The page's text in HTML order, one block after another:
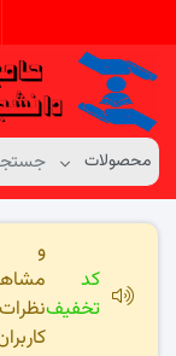
کد
تخفیف
و
نظرات